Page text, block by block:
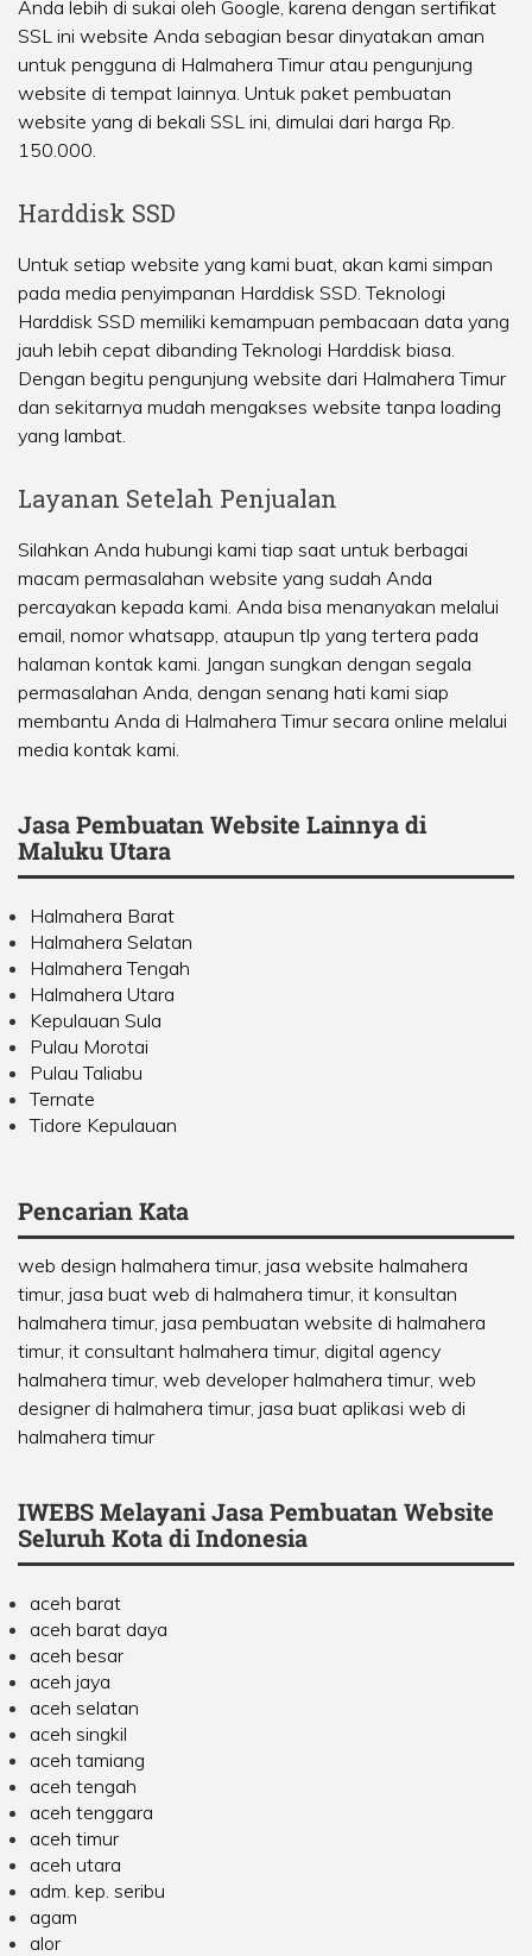
Anda lebih di sukai oleh Google, karena dengan sertifikat
SSL ini website Anda sebagian besar dinyatakan aman
untuk pengguna di Halmahera Timur atau pengunjung
website di tempat lainnya. Untuk paket pembuatan
website yang di bekali SSL ini, dimulai dari harga Rp.
150.000.
Harddisk SSD
Untuk setiap website yang kami buat, akan kami simpan
pada media penyimpanan Harddisk SSD. Teknologi
Harddisk SSD memiliki kemampuan pembacaan data yang
jauh lebih cepat dibanding Teknologi Harddisk biasa.
Dengan begitu pengunjung website dari Halmahera Timur
dan sekitarnya mudah mengakses website tanpa loading
yang lambat.
Layanan Setelah Penjualan
Silahkan Anda hubungi kami tiap saat untuk berbagai
macam permasalahan website yang sudah Anda
percayakan kepada kami. Anda bisa menanyakan melalui
email, nomor whatsapp, ataupun tlp yang tertera pada
halaman kontak kami. Jangan sungkan dengan segala
permasalahan Anda, dengan senang hati kami siap
membantu Anda di Halmahera Timur secara online melalui
media kontak kami.
Jasa Pembuatan Website Lainnya di
Maluku Utara
Halmahera Barat
Halmahera Selatan
Halmahera Tengah
Halmahera Utara
Kepulauan Sula
Pulau Morotai
Pulau Taliabu
Ternate
Tidore Kepulauan
Pencarian Kata
web design halmahera timur, jasa website halmahera
timur, jasa buat web di halmahera timur, it konsultan
halmahera timur, jasa pembuatan website di halmahera
timur, it consultant halmahera timur, digital agency
halmahera timur, web developer halmahera timur, web
designer di halmahera timur, jasa buat aplikasi web di
halmahera timur
IWEBS Melayani Jasa Pembuatan Website
Seluruh Kota di Indonesia
aceh barat
aceh barat daya
aceh besar
aceh jaya
aceh selatan
aceh singkil
aceh tamiang
aceh tengah
aceh tenggara
aceh timur
aceh utara
adm. kep. seribu
agam
alor